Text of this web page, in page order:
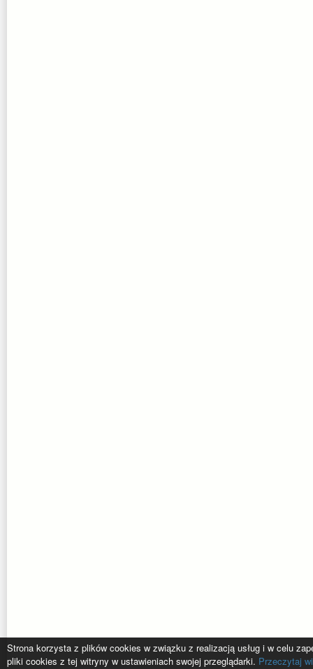
Strona korzysta z plików cookies w związku z realizacją usług i w celu
pliki cookies z tej witryny w ustawieniach swojej przeglądarki. Przeczytaj